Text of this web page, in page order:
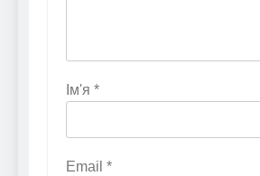
Ім'я *
Email *